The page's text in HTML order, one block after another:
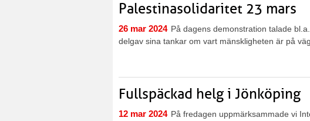
Palestinasolidaritet 23 mars
26 mar 2024 På dagens demonstration talade
delgav sina tankar om vart mänskligheten är på väg
Fullspäckad helg i Jönköping
12 mar 2024 På fredagen uppmärksammade vi